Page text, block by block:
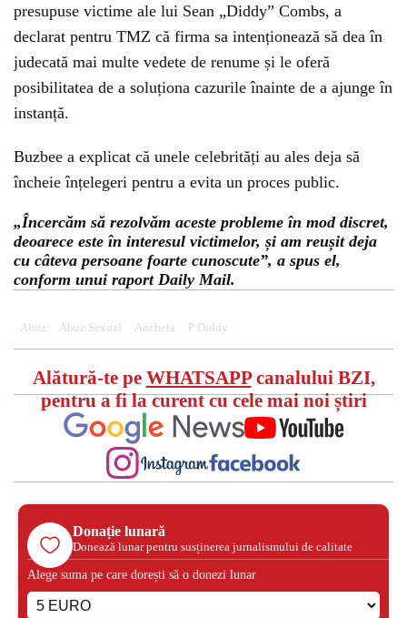
presupuse victime ale lui Sean „Diddy” Combs, a
declarat pentru TMZ că firma sa intenționează să dea în
judecată mai multe vedete de renume și le oferă
posibilitatea de a soluționa cazurile înainte de a ajunge în
instanță.
Buzbee a explicat că unele celebrități au ales deja să
încheie înțelegeri pentru a evita un proces public.
„Încercăm să rezolvăm aceste probleme în mod discret,
deoarece este în interesul victimelor, și am reușit deja
cu câteva persoane foarte cunoscute”, a spus el,
conform unui raport Daily Mail.
Abuz Abuz Sexual Ancheta P Diddy
Alătură-te pe WHATSAPPcanalului BZI,
pentru a fi la curent cu cele mai noi știri
Donație lunară
Donează lunar pentru susținerea jurnalismului de calitate
Alege suma pe care dorești să o donezi lunar